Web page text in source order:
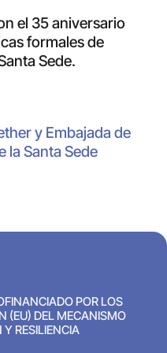
el 35 aniversario
formales de
Sede.
y Embajada de
la Santa Sede
POR LOS
(EU) DEL MECANISMO
Y RESILIENCIA